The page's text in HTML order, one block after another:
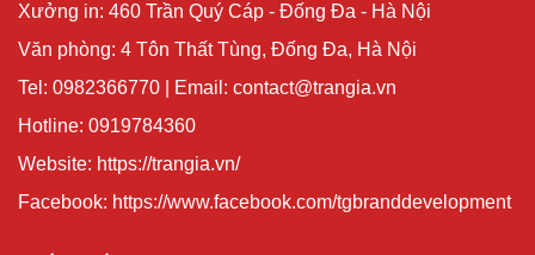
Xưởng in: 460 Trần Quý Cáp - Đống Đa - Hà Nội
Văn phòng: 4 Tôn Thất Tùng, Đống Đa, Hà Nội
Tel: 0982366770 | Email: contact@trangia.vn
Hotline: 0919784360
Website: https://trangia.vn/
Facebook: https://www.facebook.com/tgbranddevelopment